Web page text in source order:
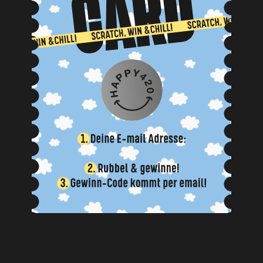
NEIN, BIN ICH NICHT JA, BIN ICH